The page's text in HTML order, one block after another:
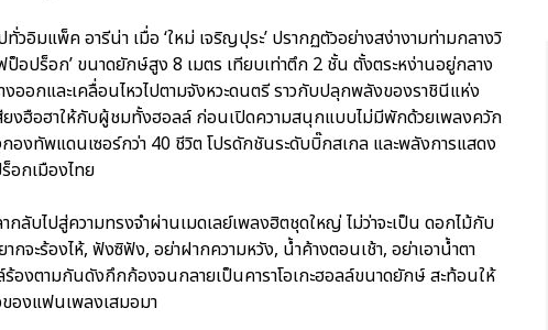
มแพ็ค อารีน่า เมื่อ ‘ใหม่ เจริญปุระ’ ปรากฏตัวอย่างสง่างามท่ามกลางวิ
อปร็อก’ ขนาดยักษ์สูง 8 เมตร เทียบเท่าตึก 2 ชั้น ตั้งตระหง่านอยู่กลาง
ออกและเคลื่อนไหวไปตามจังหวะดนตรี ราวกับปลุกพลังของราชินีแห่ง
ยงฮือฮาให้กับผู้ชมทั้งฮอลล์ ก่อนเปิดความสนุกแบบไม่มีพักด้วยเพลงควัก
องทัพแดนเซอร์กว่า 40 ชีวิต โปรดักชันระดับบิ๊กสเกล และพลังการแสดง
กเมืองไทย
กลับไปสู่ความทรงจำผ่านเมดเลย์เพลงฮิตชุดใหญ่ ไม่ว่าจะเป็น ดอกไม้กับ
กจะร้องไห้, ฟังซิฟัง, อย่าฝากความหวัง, น้ำค้างตอนเช้า, อย่าเอาน้ำตา
งตามกันดังกึกก้องจนกลายเป็นคาราโอเกะฮอลล์ขนาดยักษ์ สะท้อนให้
องแฟนเพลงเสมอมา